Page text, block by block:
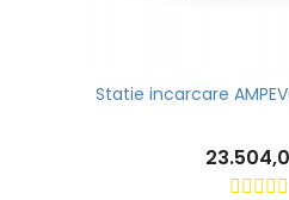
Statie incarcare